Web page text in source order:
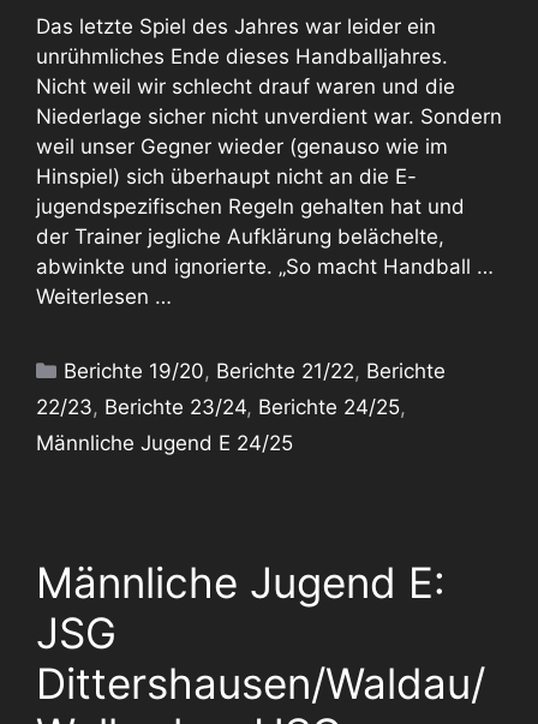
Das letzte Spiel des Jahres war leider ein
unrühmliches Ende dieses Handballjahres.
Nicht weil wir schlecht drauf waren und die
Niederlage sicher nicht unverdient war. Sondern
weil unser Gegner wieder (genauso wie im
Hinspiel) sich überhaupt nicht an die E-
jugendspezifischen Regeln gehalten hat und
der Trainer jegliche Aufklärung belächelte,
abwinkte und ignorierte. „So macht Handball …
Weiterlesen …
Kategorien
Berichte 19/20, Berichte 21/22, Berichte
22/23, Berichte 23/24, Berichte 24/25,
Männliche Jugend E 24/25
Männliche Jugend E:
JSG
Dittershausen/Waldau/